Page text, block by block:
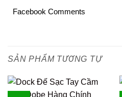
Facebook Comments
SẢN PHẨM TƯƠNG TỰ